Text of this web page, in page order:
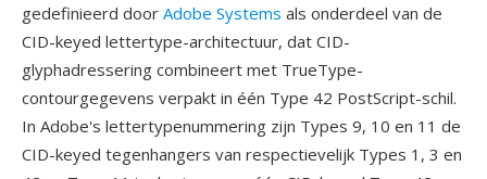
gedefinieerd door Adobe Systems als onderdeel van de
CID-keyed lettertype-architectuur, dat CID-
glyphadressering combineert met TrueType-
contourgegevens verpakt in één Type 42 PostScript-schil.
In Adobe's lettertypenummering zijn Types 9, 10 en 11 de
CID-keyed tegenhangers van respectievelijk Types 1, 3 en